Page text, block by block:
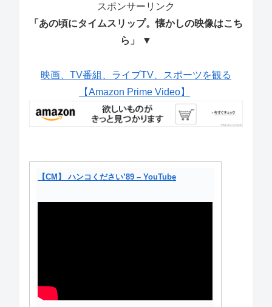
スポンサーリンク
「あの頃にタイムスリップ。懐かしの映像はこち
ら」 ▼
映画、TV番組、ライブTV、スポーツを観る
【Amazon Prime Video】
【CM】 ハンコください’89 – YouTube